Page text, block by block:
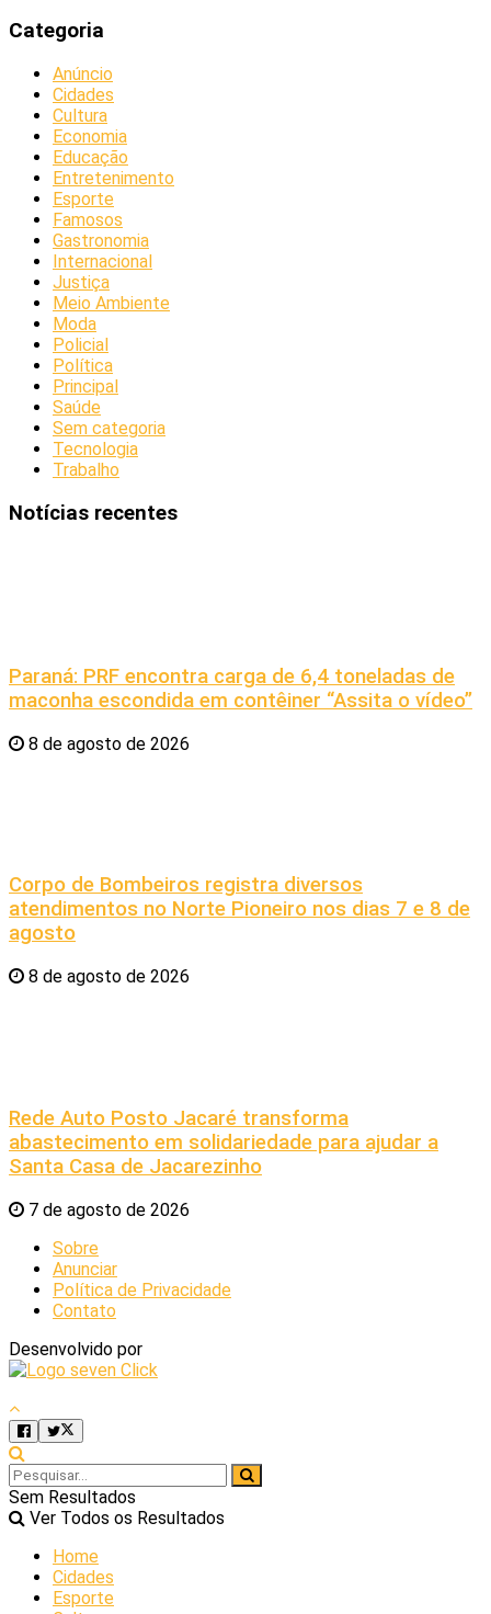
Categoria
Anúncio
Cidades
Cultura
Economia
Educação
Entretenimento
Esporte
Famosos
Gastronomia
Internacional
Justiça
Meio Ambiente
Moda
Policial
Política
Principal
Saúde
Sem categoria
Tecnologia
Trabalho
Notícias recentes
Paraná: PRF encontra carga de 6,4 toneladas de
maconha escondida em contêiner “Assita o vídeo”
8 de agosto de 2026
Corpo de Bombeiros registra diversos
atendimentos no Norte Pioneiro nos dias 7 e 8 de
agosto
8 de agosto de 2026
Rede Auto Posto Jacaré transforma
abastecimento em solidariedade para ajudar a
Santa Casa de Jacarezinho
7 de agosto de 2026
Sobre
Anunciar
Política de Privacidade
Contato
Desenvolvido por
Sem Resultados
Ver Todos os Resultados
Home
Cidades
Esporte